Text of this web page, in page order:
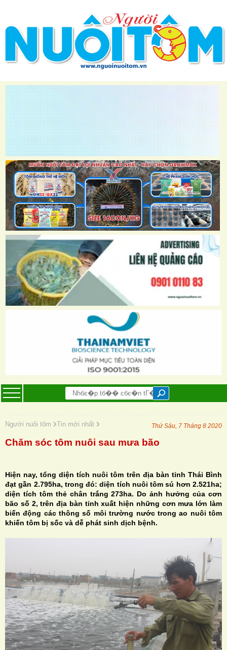
Người nuôi tôm Tin mới nhất Thứ Sáu, 7 Tháng 8 2020
Chăm sóc tôm nuôi sau mưa bão
Hiện nay, tổng diện tích nuôi tôm trên địa bàn tỉnh Thái Bình
đạt gần 2.795ha, trong đó: diện tích nuôi tôm sú hơn 2.521ha;
diện tích tôm thẻ chân trắng 273ha. Do ảnh hưởng của cơn
bão số 2, trên địa bàn tỉnh xuất hiện những cơn mưa lớn làm
biến động các thông số môi trường nước trong ao nuôi tôm
khiến tôm bị sốc và dễ phát sinh dịch bệnh.